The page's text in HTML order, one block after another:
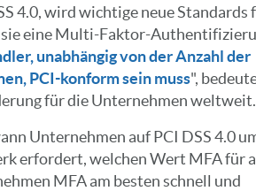
4.0, wird wichtige neue Standards
eine Multi-Faktor-
unabhängig von der Anzahl der
PCI-konform sein muss",
für die Unternehmen weltweit.
Unternehmen auf PCI DSS 4.0
erfordert, welchen Wert MFA für
MFA am besten schnell und